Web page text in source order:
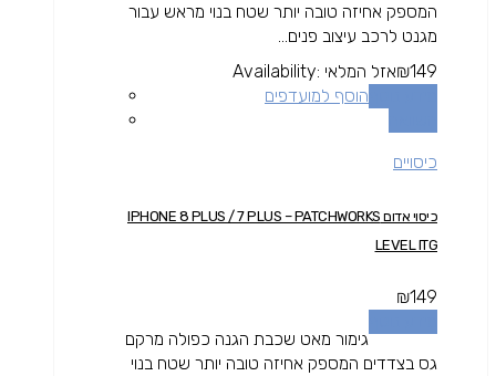
המספק אחיזה טובה יותר שטח בנוי מראש עבור
מגנט לרכב עיצוב פנים...
₪149
Availability: אזל המלאי
הוסף למועדפים
כיסויים
כיסוי אדום IPHONE 8 PLUS / 7 PLUS – PATCHWORKS
LEVEL ITG
₪149
גימור מאט שכבת הגנה כפולה מרקם
גס בצדדים המספק אחיזה טובה יותר שטח בנוי